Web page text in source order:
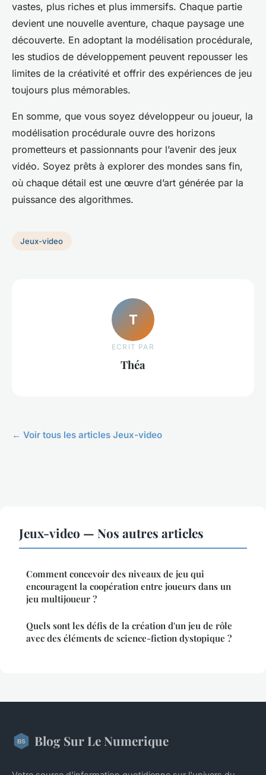
vastes, plus riches et plus immersifs. Chaque partie
devient une nouvelle aventure, chaque paysage une
découverte. En adoptant la modélisation procédurale,
les studios de développement peuvent repousser les
limites de la créativité et offrir des expériences de jeu
toujours plus mémorables.
En somme, que vous soyez développeur ou joueur, la
modélisation procédurale ouvre des horizons
prometteurs et passionnants pour l’avenir des jeux
vidéo. Soyez prêts à explorer des mondes sans fin,
où chaque détail est une œuvre d’art générée par la
puissance des algorithmes.
Jeux-video
T
ECRIT PAR
Théa
← Voir tous les articles Jeux-video
Jeux-video — Nos autres articles
Comment concevoir des niveaux de jeu qui
encouragent la coopération entre joueurs dans un
jeu multijoueur ?
Quels sont les défis de la création d'un jeu de rôle
avec des éléments de science-fiction dystopique ?
Blog Sur Le Numerique